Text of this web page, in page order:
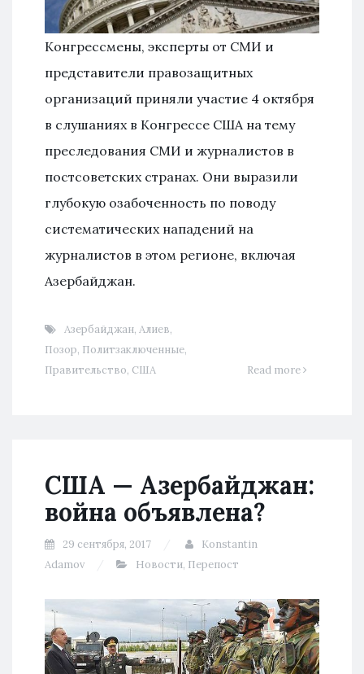
Конгрессмены, эксперты от СМИ и
представители правозащитных
организаций приняли участие 4 октября
в слушаниях в Конгрессе США на тему
преследования СМИ и журналистов в
постсоветских странах. Они выразили
глубокую озабоченность по поводу
систематических нападений на
журналистов в этом регионе, включая
Азербайджан.
Read more
Азербайджан, Алиев,
Позор, Политзаключенные,
Правительство, США
США — Азербайджан:
война объявлена?
29 сентября, 2017
Konstantin
Adamov
Новости, Перепост